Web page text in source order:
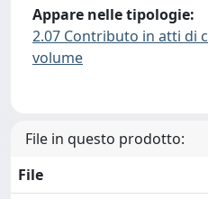
Appare nelle tipologie:
2.07 Contributo in atti di
volume
File in questo prodotto:
File